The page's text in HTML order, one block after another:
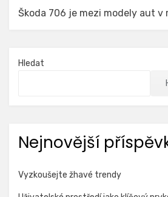
Škoda 706 je mezi modely aut v
Hledat
Nejnovější
Vyzkoušejte žhavé trendy